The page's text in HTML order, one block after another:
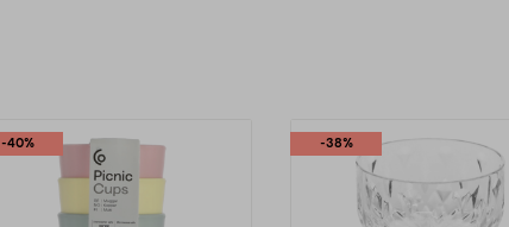
-40% -38%